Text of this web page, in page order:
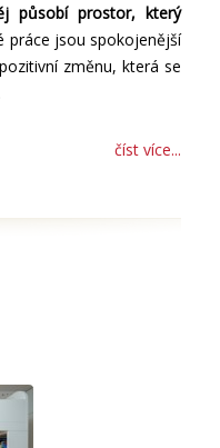
působí prostor, který
práce jsou spokojenější
pozitivní změnu, která se
číst více...